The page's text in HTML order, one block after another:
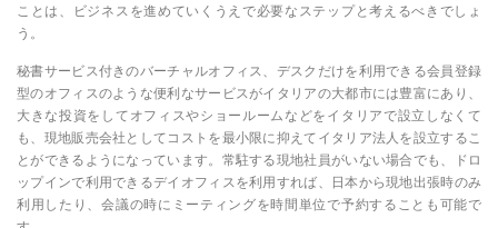
ことは、ビジネスを進めていくうえで必要なステップと考えるべきでしょ
う。
秘書サービス付きのバーチャルオフィス、デスクだけを利用できる会員登録
型のオフィスのような便利なサービスがイタリアの大都市には豊富にあり、
大きな投資をしてオフィスやショールームなどをイタリアで設立しなくて
も、現地販売会社としてコストを最小限に抑えてイタリア法人を設立するこ
とができるようになっています。常駐する現地社員がいない場合でも、ドロ
ップインで利用できるデイオフィスを利用すれば、日本から現地出張時のみ
利用したり、会議の時にミーティングを時間単位で予約することも可能で